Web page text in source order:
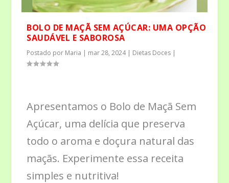
BOLO DE MAÇÃ SEM AÇÚCAR: UMA OPÇÃO
SAUDÁVEL E SABOROSA
Postado por Maria | mar 28, 2024| Dietas Doces |
Apresentamos o Bolo de Maçã Sem
Açúcar, uma delícia que preserva
todo o aroma e doçura natural das
maçãs. Experimente essa receita
simples e nutritiva!